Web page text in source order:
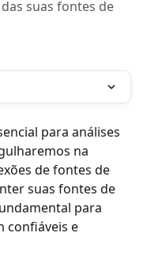
suas fontes de
para análises
na
de fontes de
suas fontes de
para
confiáveis e